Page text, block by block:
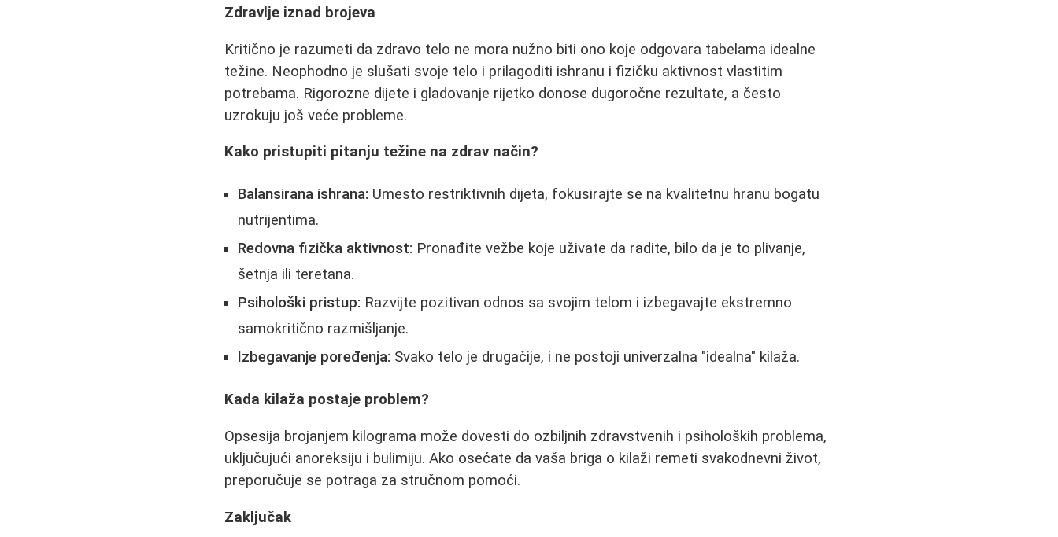
Zdravlje iznad brojeva
Kritično je razumeti da zdravo telo ne mora nužno biti ono koje odgovara tabelama idealne
težine. Neophodno je slušati svoje telo i prilagoditi ishranu i fizičku aktivnost vlastitim
potrebama. Rigorozne dijete i gladovanje rijetko donose dugoročne rezultate, a često
uzrokuju još veće probleme.
Kako pristupiti pitanju težine na zdrav način?
Balansirana ishrana: Umesto restriktivnih dijeta, fokusirajte se na kvalitetnu hranu bogatu
nutrijentima.
Redovna fizička aktivnost: Pronađite vežbe koje uživate da radite, bilo da je to plivanje,
šetnja ili teretana.
Psihološki pristup: Razvijte pozitivan odnos sa svojim telom i izbegavajte ekstremno
samokritično razmišljanje.
Izbegavanje poređenja: Svako telo je drugačije, i ne postoji univerzalna "idealna" kilaža.
Kada kilaža postaje problem?
Opsesija brojanjem kilograma može dovesti do ozbiljnih zdravstvenih i psiholoških problema,
uključujući anoreksiju i bulimiju. Ako osećate da vaša briga o kilaži remeti svakodnevni život,
preporučuje se potraga za stručnom pomoći.
Zaključak